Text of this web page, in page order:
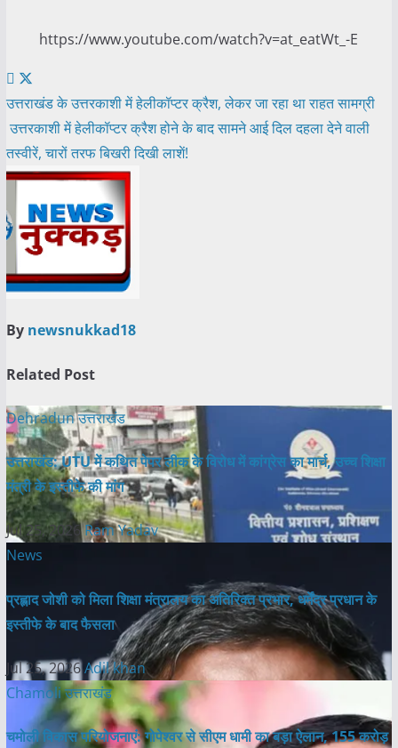
https://www.youtube.com/watch?v=at_eatWt_-E
Post
navigation
उत्तराखंड के उत्तरकाशी में हेलीकॉप्टर क्रैश, लेकर जा रहा था राहत सामग्री
उत्तरकाशी में हेलीकॉप्टर क्रैश होने के बाद सामने आई दिल दहला देने वाली
तस्वीरें, चारों तरफ बिखरी दिखी लाशें!
By newsnukkad18
Related Post
Dehradunउत्तराखंड
उत्तराखंड: UTU में कथित पेपर लीक के विरोध में कांग्रेस का मार्च, उच्च शिक्षा
मंत्री के इस्तीफे की मांग
Jul 25, 2026Ram Yadav
News
प्रह्लाद जोशी को मिला शिक्षा मंत्रालय का अतिरिक्त प्रभार, धर्मेंद्र प्रधान के
इस्तीफे के बाद फैसला
Jul 25, 2026Adil khan
Chamoliउत्तराखंड
चमोली विकास परियोजनाएं: गोपेश्वर से सीएम धामी का बड़ा ऐलान, 155 करोड़